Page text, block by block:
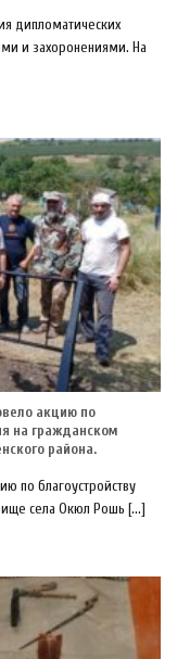
дипломатических
и захоронениями. На
акцию по
на гражданском
района.
по благоустройству
села Окюл Рошь [...]